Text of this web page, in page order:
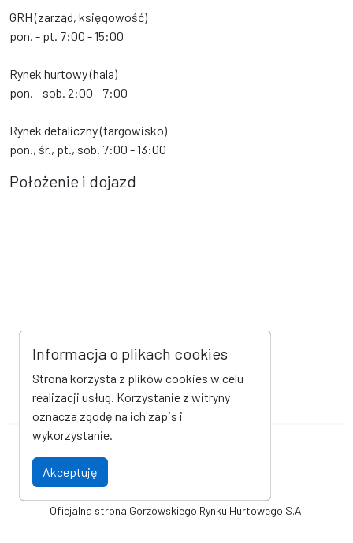
GRH (zarząd, księgowość)
pon. - pt. 7:00 - 15:00
Rynek hurtowy (hala)
pon. - sob. 2:00 - 7:00
Rynek detaliczny (targowisko)
pon., śr., pt., sob. 7:00 - 13:00
Położenie i dojazd
Oficjalna strona Gorzowskiego Rynku Hurtowego S.A.
Informacja o plikach cookies
Strona korzysta z plików cookies w celu
realizacji usług. Korzystanie z witryny
oznacza zgodę na ich zapis i
wykorzystanie.
Akceptuję